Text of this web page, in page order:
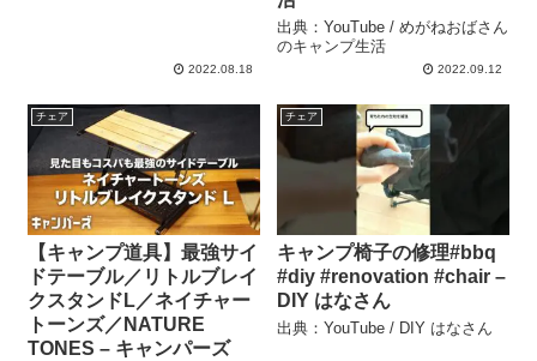
2022.08.18
出典：YouTube / めがねおばさん
のキャンプ生活
2022.09.12
チェア
【キャンプ道具】最強サイ
ドテーブル／リトルブレイ
クスタンドL／ネイチャー
トーンズ／NATURE
TONES – キャンパーズ
チェア
キャンプ椅子の修理#bbq
#diy #renovation #chair –
DIY はなさん
出典：YouTube / DIY はなさん